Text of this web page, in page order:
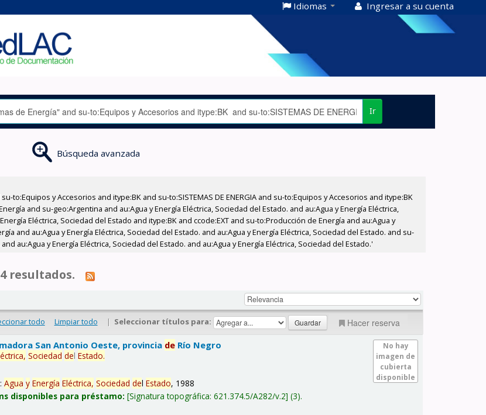
Idiomas Ingresar a su cuenta
Ir
Búsqueda avanzada
y Accesorios and itype:BK and su-to:SISTEMAS DE ENERGIA and su-to:Equipos y Accesorios and itype:BK
and su-geo:Argentina and au:Agua y Energía Eléctrica, Sociedad del Estado. and au:Agua y Energía Eléctrica,
Eléctrica, Sociedad del Estado and itype:BK and ccode:EXT and su-to:Producción de Energía and au:Agua y
and au:Agua y Energía Eléctrica, Sociedad del Estado. and au:Agua y Energía Eléctrica, Sociedad del Estado. and su-
au:Agua y Energía Eléctrica, Sociedad del Estado. and au:Agua y Energía Eléctrica, Sociedad del Estado.'
resultados.
todo Limpiar todo | Seleccionar títulos para: Hacer reserva
No hay
imagen de
cubierta
disponible
San Antonio Oeste, provincia de Río Negro
Sociedad delEstado.
Agua y Energía Eléctrica, Sociedad delEstado, 1988
disponibles para préstamo: Signatura topográfica:621.374.5/A282/v.2 (3).